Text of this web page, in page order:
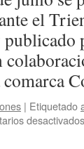
el
comarca
| Etiquetado
desactivados